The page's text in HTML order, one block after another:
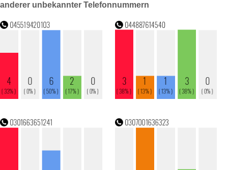
anderer unbekannter Telefonnummern